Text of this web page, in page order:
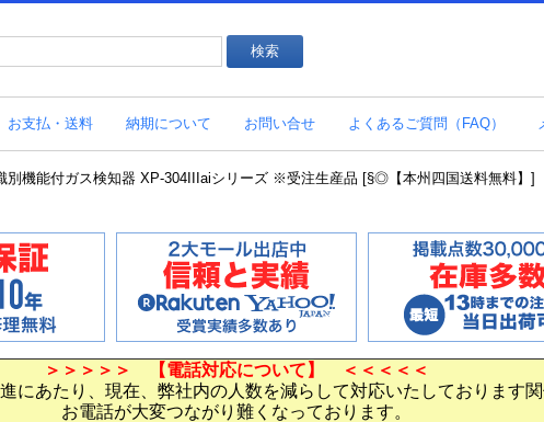
お支払・送料 納期について お問い合せ よくあるご質問（FAQ）
機能付ガス検知器 XP-304IIIaiシリーズ ※受注生産品 [§◎【本州四国送料無料】]
＞＞＞＞＞ 【電話対応について】 ＜＜＜＜＜
にあたり、現在、弊社内の人数を減らして対応いたしております
お電話が大変つながり難くなっております。